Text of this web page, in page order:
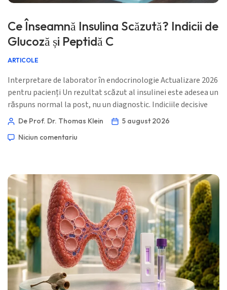
Ce Înseamnă Insulina Scăzută? Indicii de
Glucoză și Peptidă C
ARTICOLE
Interpretare de laborator în endocrinologie Actualizare 2026
pentru pacienți Un rezultat scăzut al insulinei este adesea un
răspuns normal la post, nu un diagnostic. Indiciile decisive
sunt nivelul glicemiei măsurat în același timp, peptidul C,
minute 📅 5 august 2026 📝 Publicat: 5 august 2026 🩺
De Prof. Dr. Thomas Klein
5 august 2026
Niciun comentariu